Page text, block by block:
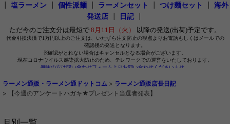
塩ラーメン 個性派麺 ラーメンセット つけ麺セット
海外
発送店
日記┃
ラーメン通販・ラーメン通ドットコム > ラーメン通販店長日記
>
【今週のアンケートハガキ★プレゼント当選者発表】